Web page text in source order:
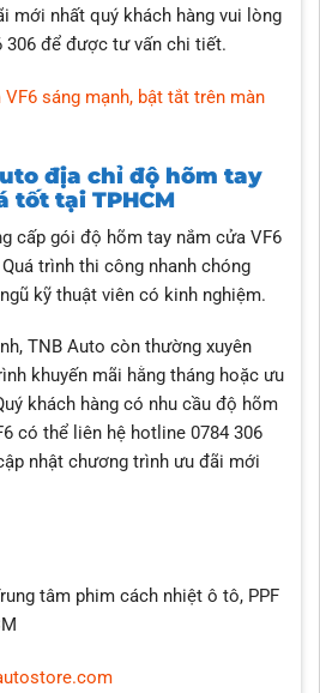
mới nhất quý khách hàng vui lòng
306 để được tư vấn chi tiết.
sáng mạnh, bật tắt trên màn
địa chỉ độ hõm tay
tốt tại TPHCM
cấp gói độ hõm tay nắm cửa VF6
trình thi công nhanh chóng
kỹ thuật viên có kinh nghiệm.
TNB Auto còn thường xuyên
khuyến mãi hằng tháng hoặc ưu
khách hàng có nhu cầu độ hõm
có thể liên hệ hotline 0784 306
nhật chương trình ưu đãi mới
tâm phim cách nhiệt ô tô, PPF